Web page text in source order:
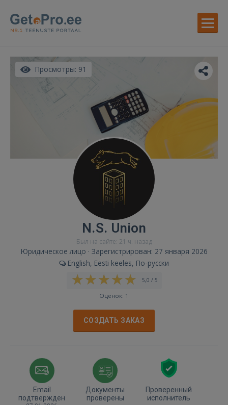
Просмотры: 91
N.S. Union
Был на сайте: 21 ч. назад
Юридическое лицо · Зарегистрирован: 27 января 2026
English, Eesti keeles, По-русски
5,0 / 5
Оценок: 1
СОЗДАТЬ ЗАКАЗ
Email
подтвержден
Документы
проверены
Проверенный
исполнитель